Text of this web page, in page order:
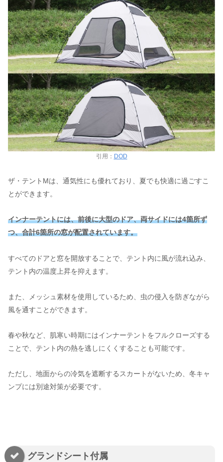
引用： DOD
ザ・テントMは、通気性にも優れており、夏でも快適に過ごすこ
とができます。
インナーテントには、前後に大型のドア、両サイドには4箇所ず
つ、合計6箇所の窓が配置されています。
すべてのドアと窓を開放することで、テント内に風が流れ込み、
テント内の温度上昇を抑えます。
また、メッシュ素材を使用しているため、虫の侵入を防ぎながら
風を通すことができます。
春や秋など、肌寒い時期にはインナーテントをフルクローズする
ことで、テント内の熱を逃しにくくすることも可能です。
ただし、地面からの冷気を遮断するスカートがないため、冬キャ
ンプには別途対策が必要です。
グランドシート付属